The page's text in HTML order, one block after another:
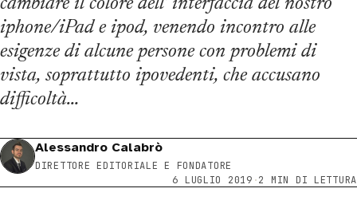
cambiare il colore dell’ interfaccia del nostro
iphone/iPad e ipod, venendo incontro alle
esigenze di alcune persone con problemi di
vista, soprattutto ipovedenti, che accusano
difficoltà…
Alessandro Calabrò
DIRETTORE EDITORIALE E FONDATORE
6 LUGLIO 2019 ·2 MIN DI LETTURA